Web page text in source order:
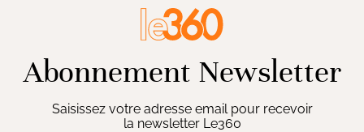
Abonnement Newsletter
Saisissez votre adresse email pour recevoir
la newsletter Le360